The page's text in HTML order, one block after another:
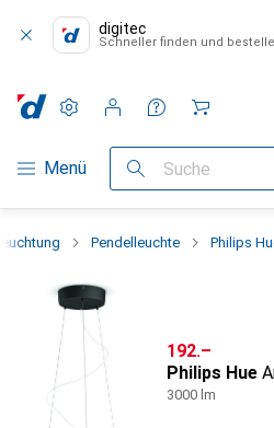
digitec
Schneller finden und
Navigation nach Kategorien
Menü Suche
Einstellungen
Kundenkonto
Vergleichslisten
Merklisten
Warenkorb
Pendelleuchte Philips
CHF
192.–
Philips Hue
3000 lm